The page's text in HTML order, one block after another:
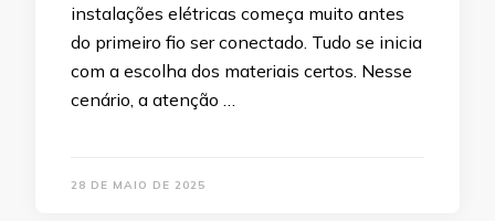
instalações elétricas começa muito antes
do primeiro fio ser conectado. Tudo se inicia
com a escolha dos materiais certos. Nesse
cenário, a atenção …
28 DE MAIO DE 2025